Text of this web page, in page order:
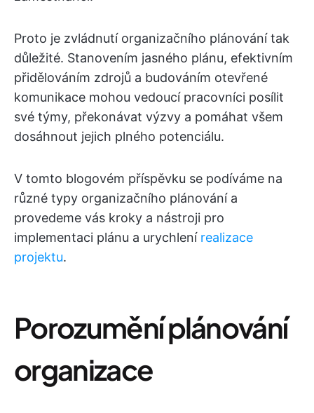
Proto je zvládnutí organizačního plánování tak
důležité. Stanovením jasného plánu, efektivním
přidělováním zdrojů a budováním otevřené
komunikace mohou vedoucí pracovníci posílit
své týmy, překonávat výzvy a pomáhat všem
dosáhnout jejich plného potenciálu.
V tomto blogovém příspěvku se podíváme na
různé typy organizačního plánování a
provedeme vás kroky a nástroji pro
implementaci plánu a urychlení realizace
projektu.
Porozumění plánování
organizace